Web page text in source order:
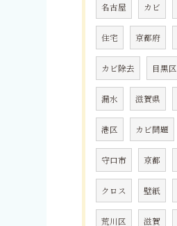
名古屋 カビ
住宅 京都府
カビ除去 目黒区
漏水 滋賀県
港区 カビ問題
守口市 京都
クロス 壁紙
荒川区 滋賀